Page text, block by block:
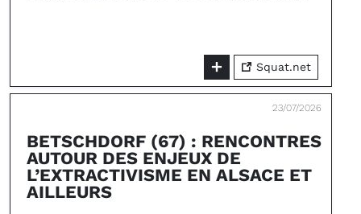
Squat.net
23/07/2026
BETSCHDORF (67) : RENCONTRES
AUTOUR DES ENJEUX DE
L’EXTRACTIVISME EN ALSACE ET
AILLEURS